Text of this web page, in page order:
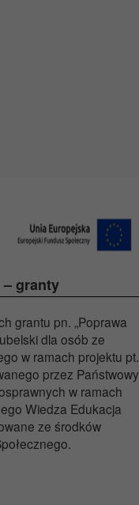
granty
grantu pn. „Poprawa
dla osób ze
w ramach projektu pt.
przez Państwowy
w ramach
Wiedza Edukacja
ze środków